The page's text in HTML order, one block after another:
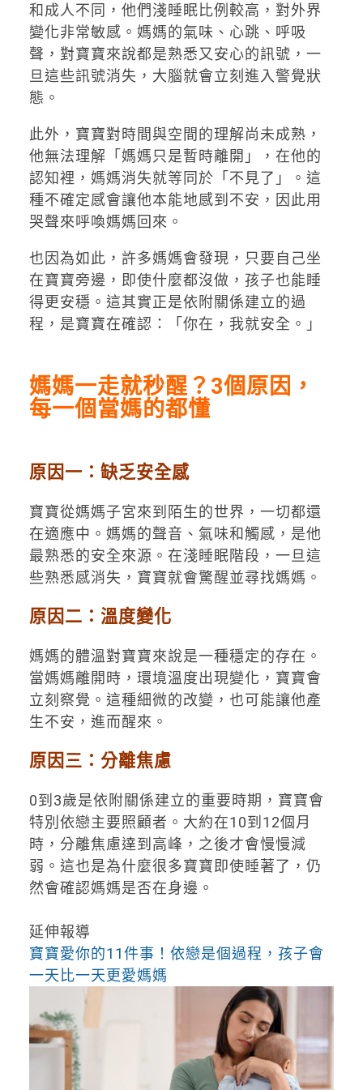
和成人不同，他們淺睡眠比例較高，對外界
變化非常敏感。媽媽的氣味、心跳、呼吸
聲，對寶寶來說都是熟悉又安心的訊號，一
旦這些訊號消失，大腦就會立刻進入警覺狀
態。
此外，寶寶對時間與空間的理解尚未成熟，
他無法理解「媽媽只是暫時離開」，在他的
認知裡，媽媽消失就等同於「不見了」。這
種不確定感會讓他本能地感到不安，因此用
哭聲來呼喚媽媽回來。
也因為如此，許多媽媽會發現，只要自己坐
在寶寶旁邊，即使什麼都沒做，孩子也能睡
得更安穩。這其實正是依附關係建立的過
程，是寶寶在確認：「你在，我就安全。」
媽媽一走就秒醒？3個原因，
每一個當媽的都懂
原因一：缺乏安全感
寶寶從媽媽子宮來到陌生的世界，一切都還
在適應中。媽媽的聲音、氣味和觸感，是他
最熟悉的安全來源。在淺睡眠階段，一旦這
些熟悉感消失，寶寶就會驚醒並尋找媽媽。
原因二：溫度變化
媽媽的體溫對寶寶來說是一種穩定的存在。
當媽媽離開時，環境溫度出現變化，寶寶會
立刻察覺。這種細微的改變，也可能讓他產
生不安，進而醒來。
原因三：分離焦慮
0到3歲是依附關係建立的重要時期，寶寶會
特別依戀主要照顧者。大約在10到12個月
時，分離焦慮達到高峰，之後才會慢慢減
弱。這也是為什麼很多寶寶即使睡著了，仍
然會確認媽媽是否在身邊。
延伸報導
寶寶愛你的11件事！依戀是個過程，孩子會
一天比一天更愛媽媽